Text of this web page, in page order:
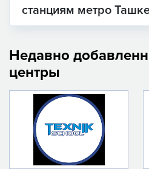
станциям метро
Недавно
центры